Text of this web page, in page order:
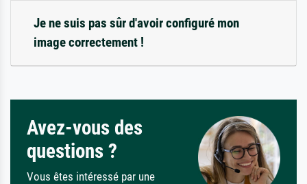
Je ne suis pas sûr d'avoir configuré mon
image correctement !
Avez-vous des
questions ?
Vous êtes intéressé par une